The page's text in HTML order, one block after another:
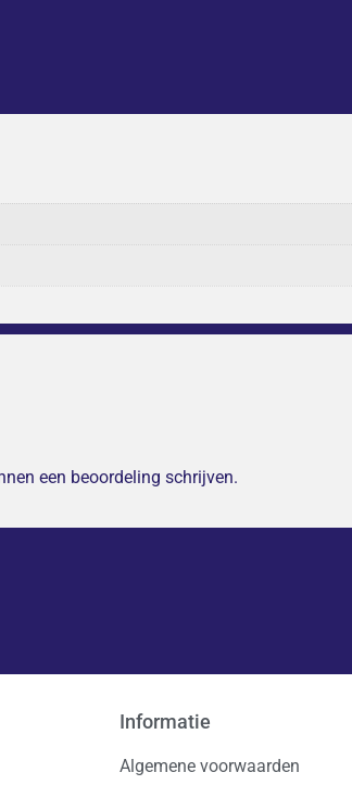
een beoordeling schrijven.
Informatie
Algemene voorwaarden